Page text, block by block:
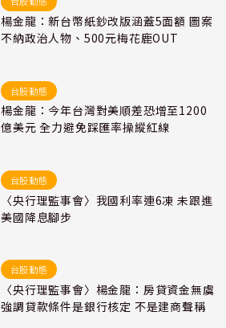
楊金龍：新台幣紙鈔改版涵蓋5面額 圖案
不納政治人物、500元梅花鹿OUT
台股動態
楊金龍：今年台灣對美順差恐增至1200
億美元 全力避免踩匯率操縱紅線
台股動態
〈央行理監事會〉我國利率連6凍 未跟進
美國降息腳步
台股動態
〈央行理監事會〉楊金龍：房貸資金無虞
強調貸款條件是銀行核定 不是建商聲稱